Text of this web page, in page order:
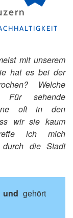
mit unserem
hat es bei der
Welche
Für sehende
oft in den
wir sie kaum
ich mich
die Stadt
undgehört